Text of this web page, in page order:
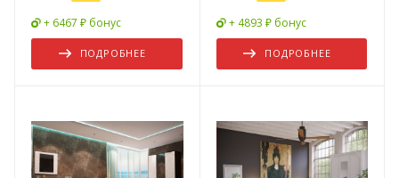
+ 6467 ₽ бонус
ПОДРОБНЕЕ
+ 4893 ₽ бонус
ПОДРОБНЕЕ